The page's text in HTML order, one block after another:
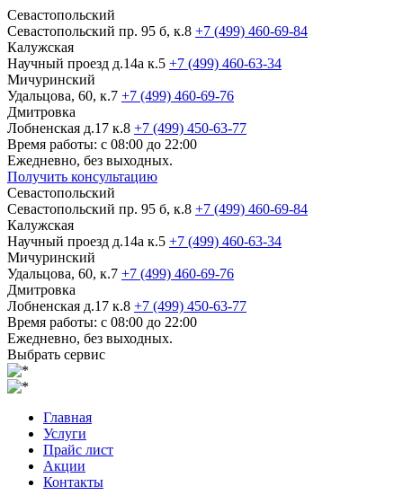
Севастопольский
Севастопольский пр. 95 б, к.8 +7 (499) 460-69-84
Калужская
Научный проезд д.14а к.5 +7 (499) 460-63-34
Мичуринский
Удальцова, 60, к.7 +7 (499) 460-69-76
Дмитровка
Лобненская д.17 к.8 +7 (499) 450-63-77
Время работы: с 08:00 до 22:00
Ежедневно, без выходных.
Получить консультацию
Севастопольский
Севастопольский пр. 95 б, к.8 +7 (499) 460-69-84
Калужская
Научный проезд д.14а к.5 +7 (499) 460-63-34
Мичуринский
Удальцова, 60, к.7 +7 (499) 460-69-76
Дмитровка
Лобненская д.17 к.8 +7 (499) 450-63-77
Время работы: с 08:00 до 22:00
Ежедневно, без выходных.
Выбрать сервис
Главная
Услуги
Прайс лист
Акции
Контакты